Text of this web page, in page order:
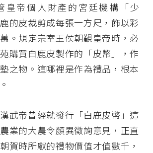
皇帝個人財產的宮廷機構「少
的皮裁剪成每張一方尺，飾以彩
。規定宗室王侯朝覲皇帝時，必
購買白鹿皮製作的「皮幣」，作
之物。這哪裡是作為禮品，根本
武帝曾經就發行「白鹿皮幣」這
業的大農令顏異徵詢意見，正直
賀時所獻的禮物價值才值數千，